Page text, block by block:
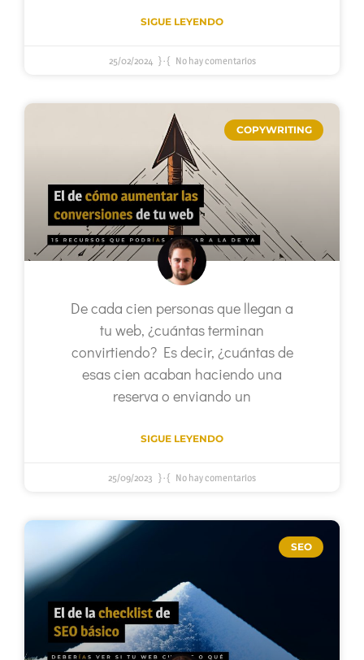
SIGUE LEYENDO
25/02/2024 No hay comentarios
COPYWRITING
De cada cien personas que llegan a
tu web, ¿cuántas terminan
convirtiendo? Es decir, ¿cuántas de
esas cien acaban haciendo una
reserva o enviando un
SIGUE LEYENDO
25/09/2023 No hay comentarios
SEO